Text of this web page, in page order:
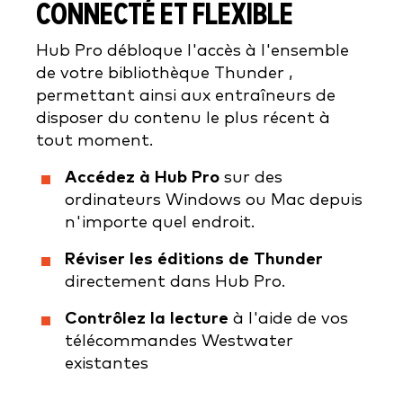
CONNECTÉ ET FLEXIBLE
Hub Pro débloque l'accès à l'ensemble
de votre bibliothèque Thunder ,
permettant ainsi aux entraîneurs de
disposer du contenu le plus récent à
tout moment.
Accédez à Hub Pro sur des
ordinateurs Windows ou Mac depuis
n'importe quel endroit.
Réviser les éditions de Thunder
directement dans Hub Pro.
Contrôlez la lecture à l'aide de vos
télécommandes Westwater
existantes